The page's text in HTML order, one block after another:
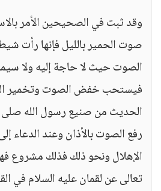
وقد ثبت في الصحيحين الأمر
صوت الحمير بالليل فإنها رأت
الصوت حيث لا حاجة إليه ولا
فيستحب خفض الصوت وتخمير
الحديث من صنيع رسول الله صلى
رفع الصوت بالأذان وعند الدعاء
الإهلال ونحو ذلك فذلك مشروع
تعالى عن لقمان عليه السلام في